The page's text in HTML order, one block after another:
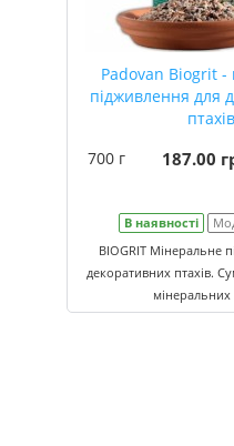
Padovan Biogrit -
підживлення для
птахів
700 г
187.00
В наявності
BIOGRIT Мінеральне
декоративних птахів.